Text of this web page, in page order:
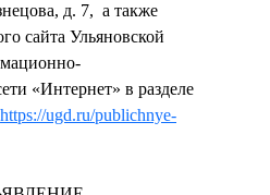
д. 7, а также
сайта Ульяновской
«Интернет» в разделе
https://ugd.ru/publichnye-